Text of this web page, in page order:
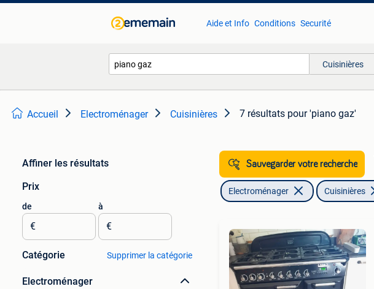
Aide et Info Conditions Securité
Cuisinières
Accueil Electroménager Cuisinières 7 résultats pour 'piano gaz'
Affiner les résultats
Prix
de
€
à
€
Catégorie Supprimer la catégorie
Electroménager
Sauvegarder votre recherche
Electroménager Cuisinières